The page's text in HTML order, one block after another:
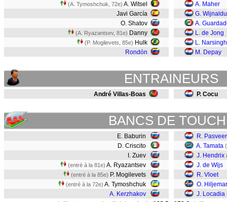
(A. Tymoshchuk, 72e) A. Witsel
Javi García
O. Shatov
(A. Ryazantsev, 81e) Danny
(P. Mogilevets, 85e) Hulk
Rondón
A. Maher
G.
A.
L. de Jong
L. Narsingh
M. Depay
ENTRAINEURS
André Villas-Boas P. Cocu
BANCS DE
E. Baburin
D. Criscito
I. Zuev
(entré à la 81e) A. Ryazantsev
(entré à la 85e) P. Mogilevets
(entré à la 72e) A. Tymoshchuk
A. Kerzhakov
R. Pasveer
A. Tamata
J. Hendrix
J. de Wijs
R. Vloet
O.
J. Locadia